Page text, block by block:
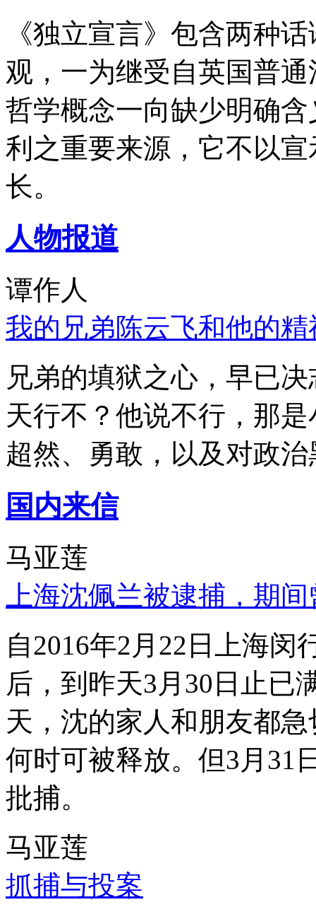
《独立宣言》包含两种
观，一为继受自英国普
哲学概念一向缺少明确
利之重要来源，它不以
长。
人物报道
谭作人
我的兄弟陈云飞和他的
兄弟的填狱之心，早已
天行不？他说不行，那
超然、勇敢，以及对政
国内来信
马亚莲
上海沈佩兰被逮捕，期
自2016年2月22日上海
后，到昨天3月30日止已
天，沈的家人和朋友都
何时可被释放。但3月31
批捕。
马亚莲
抓捕与投案